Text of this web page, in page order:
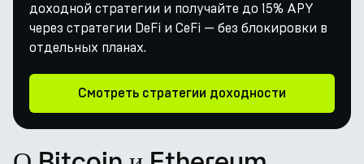
доходной стратегии и получайте до 15% APY
через стратегии DeFi и CeFi — без блокировки в
отдельных планах.
Смотреть стратегии доходности